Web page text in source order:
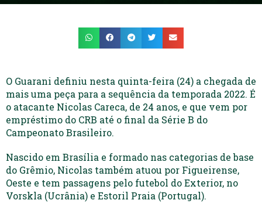
O Guarani definiu nesta quinta-feira (24) a chegada de
mais uma peça para a sequência da temporada 2022. É
o atacante Nicolas Careca, de 24 anos, e que vem por
empréstimo do CRB até o final da Série B do
Campeonato Brasileiro.
Nascido em Brasília e formado nas categorias de base
do Grêmio, Nicolas também atuou por Figueirense,
Oeste e tem passagens pelo futebol do Exterior, no
Vorskla (Ucrânia) e Estoril Praia (Portugal).